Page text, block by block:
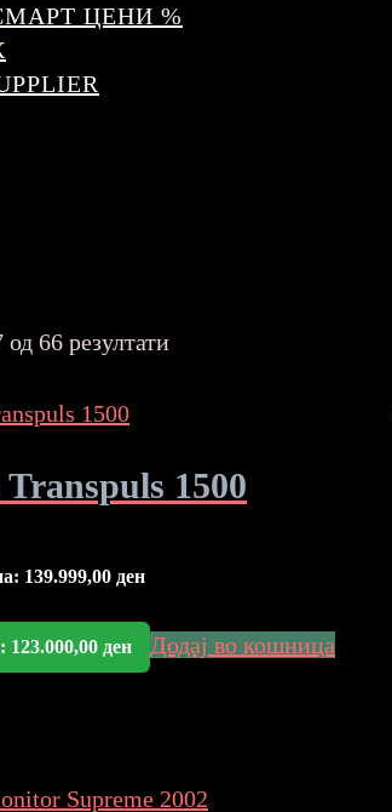
ЦЕНИ %
66 резултатиSorted
to
low
1500
139.999,00 ден
123.000,00 ден Додај во кошница